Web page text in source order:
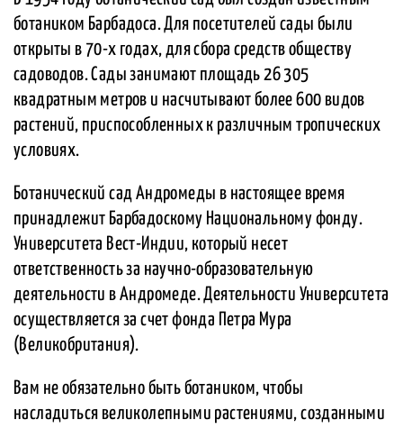
ботаником Барбадоса. Для посетителей сады были
открыты в 70-х годах, для сбора средств обществу
садоводов. Сады занимают площадь 26 305
квадратным метров и насчитывают более 600 видов
растений, приспособленных к различным тропических
условиях.
Ботанический сад Андромеды в настоящее время
принадлежит Барбадоскому Национальному фонду.
Университета Вест-Индии, который несет
ответственность за научно-образовательную
деятельности в Андромеде. Деятельности Университета
осуществляется за счет фонда Петра Мура
(Великобритания).
Вам не обязательно быть ботаником, чтобы
насладиться великолепными растениями, созданными